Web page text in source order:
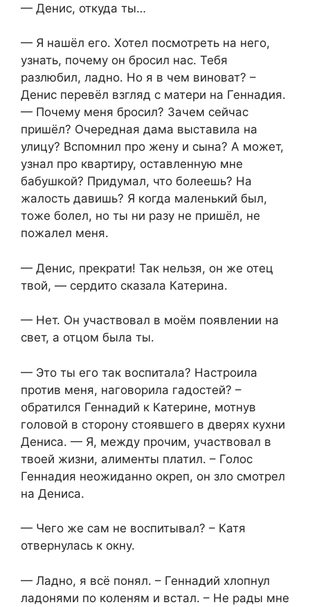
— Денис, откуда ты…
— Я нашёл его. Хотел посмотреть на него,
узнать, почему он бросил нас. Тебя
разлюбил, ладно. Но я в чем виноват? –
Денис перевёл взгляд с матери на Геннадия.
— Почему меня бросил? Зачем сейчас
пришёл? Очередная дама выставила на
улицу? Вспомнил про жену и сына? А может,
узнал про квартиру, оставленную мне
бабушкой? Придумал, что болеешь? На
жалость давишь? Я когда маленький был,
тоже болел, но ты ни разу не пришёл, не
пожалел меня.
— Денис, прекрати! Так нельзя, он же отец
твой, — сердито сказала Катерина.
— Нет. Он участвовал в моём появлении на
свет, а отцом была ты.
— Это ты его так воспитала? Настроила
против меня, наговорила гадостей? –
обратился Геннадий к Катерине, мотнув
головой в сторону стоявшего в дверях кухни
Дениса. — Я, между прочим, участвовал в
твоей жизни, алименты платил. – Голос
Геннадия неожиданно окреп, он зло смотрел
на Дениса.
— Чего же сам не воспитывал? – Катя
отвернулась к окну.
— Ладно, я всё понял. – Геннадий хлопнул
ладонями по коленям и встал. – Не рады мне